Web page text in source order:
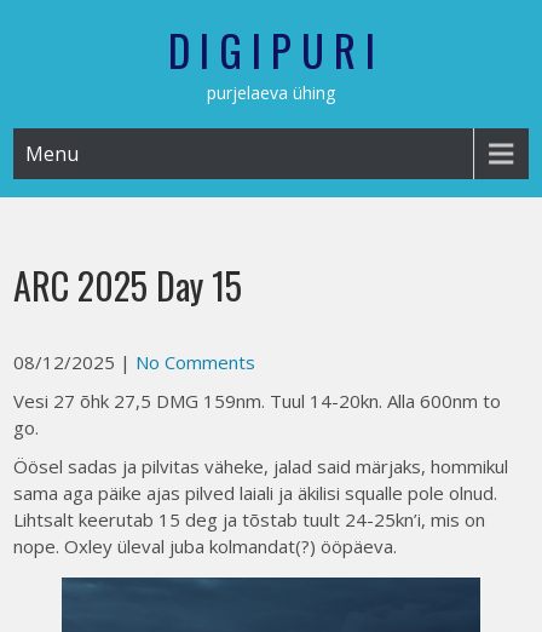
D I G I P U R I
purjelaeva ühing
Menu
ARC 2025 Day 15
08/12/2025 | No Comments
Vesi 27 õhk 27,5 DMG 159nm. Tuul 14-20kn. Alla 600nm to
go.
Öösel sadas ja pilvitas väheke, jalad said märjaks, hommikul
sama aga päike ajas pilved laiali ja äkilisi squalle pole olnud.
Lihtsalt keerutab 15 deg ja tõstab tuult 24-25kn’i, mis on
nope. Oxley üleval juba kolmandat(?) ööpäeva.